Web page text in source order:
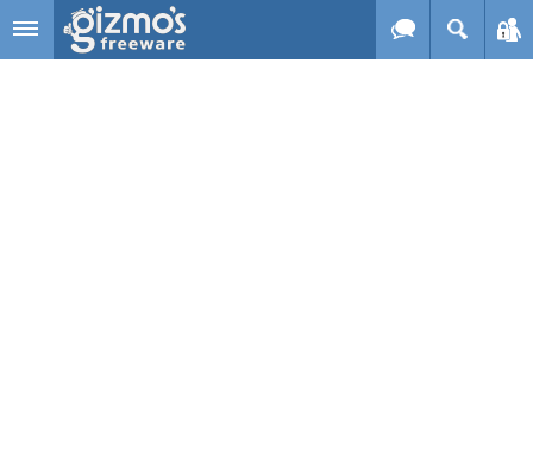
Skip to main content